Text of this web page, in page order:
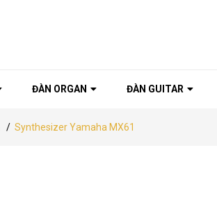
ĐÀN ORGAN ĐÀN GUITAR
/ Synthesizer Yamaha MX61